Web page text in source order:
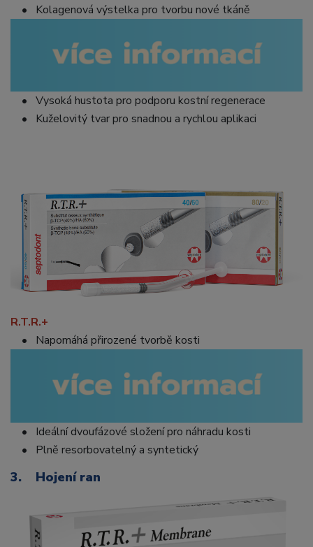
• Kolagenová výstelka pro tvorbu nové tkáně
• Vysoká hustota pro podporu kostní regenerace
• Kuželovitý tvar pro snadnou a rychlou aplikaci
R.T.R.+
• Napomáhá přirozené tvorbě kosti
• Ideální dvoufázové složení pro náhradu kosti
• Plně resorbovatelný a syntetický
3. Hojení ran